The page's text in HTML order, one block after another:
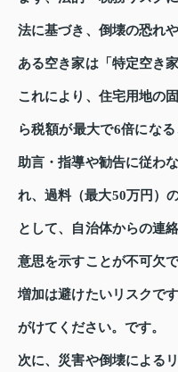
法に基づき、倒壊の恐れ
ある空き家は「特定空き
これにより、住宅用地の
ら税額が最大で6倍にな
助言・指導や勧告に従わ
れ、過料（最大50万円）
として、自治体からの連
意思を示すことが不可欠
増加は避けたいリスクで
がけてください。です。
次に、災害や倒壊による